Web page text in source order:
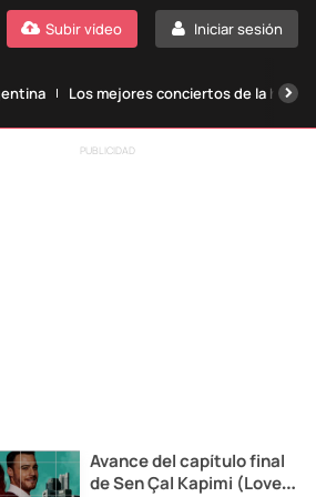
Iniciar sesión
Subir vídeo
Los mejores conciertos de la
PUBLICIDAD
Avance del capítulo final
de Sen Çal Kapimi (Love